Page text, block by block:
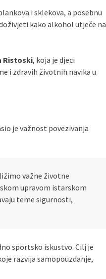
i sklekova, a posebnu
kako alkohol utječe na
Ristoski, koja je djeci
i zdravih životnih navika u
je važnost povezivanja
važne životne
upravom istarskom
teme sigurnosti,
sportsko iskustvo. Cilj je
razvija samopouzdanje,